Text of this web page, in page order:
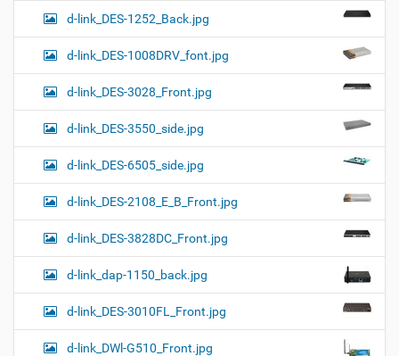
d-link_DES-1252_Back.jpg
d-link_DES-1008DRV_font.jpg
d-link_DES-3028_Front.jpg
d-link_DES-3550_side.jpg
d-link_DES-6505_side.jpg
d-link_DES-2108_E_B_Front.jpg
d-link_DES-3828DC_Front.jpg
d-link_dap-1150_back.jpg
d-link_DES-3010FL_Front.jpg
d-link_DWl-G510_Front.jpg